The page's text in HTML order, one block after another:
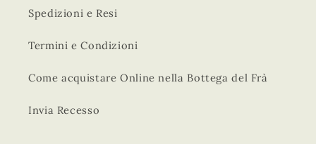
Spedizioni e Resi
Termini e Condizioni
Come acquistare Online nella Bottega del Frà
Invia Recesso